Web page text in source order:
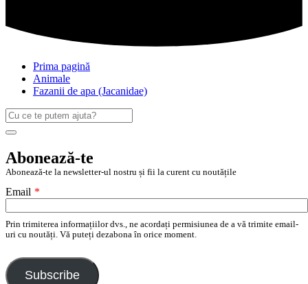
Prima pagină
Animale
Fazanii de apa (Jacanidae)
Caută
după:
Search
Abonează-te
Abonează-te la newsletter-ul nostru și fii la curent cu noutățile
Email *
Prin trimiterea informațiilor dvs., ne acordați permisiunea de a vă trimite email-
uri cu noutăți. Vă puteți dezabona în orice moment.
Subscribe